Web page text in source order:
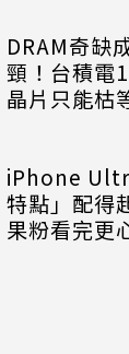
DRAM奇缺
頸！台積電
晶片只能枯
iPhone
特點」配得
果粉看完更